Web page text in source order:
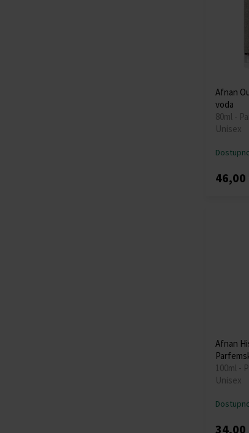
Afnan
voda
80ml -
Unisex
46,00
Afnan
100ml -
Unisex
34,00